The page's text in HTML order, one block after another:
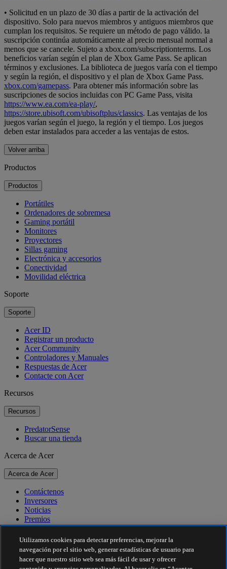
• Solicitud en un plazo de 30 días a partir de la activación del
dispositivo. Solo para nuevos miembros y antiguos miembros que
cumplan los requisitos. Se requiere un método de pago válido. la
suscripción continúa automáticamente al precio mensual normal a
menos que se cancele. Sujeto a xbox.com/subscriptionterms. Los
beneficios varían según el plan de Xbox Game Pass. Se aplican
términos y exclusiones. La biblioteca de juegos varía con el tiempo
y según la región, el dispositivo y el plan de Xbox Game Pass.
xbox.com/gamepass. Para obtener más información sobre las
suscripciones de socios incluidas con PC Game Pass, visita
https://www.ea.com/ea-play/,
https://store.ubisoft.com/ubisoftplus/classics. Las ventajas de los
juegos varían según el juego, la región y el tiempo. Los juegos
deben estar instalados para acceder a las ventajas de estos.
Volver arriba
Productos
Productos
Portátiles
Ordenadores de sobremesa
Gaming portátil
Monitores
Proyectores
Sillas gaming
Electrónica y accesorios
Conectividad
Movilidad eléctrica
Soporte
Soporte
Acer ID
Registrar un producto
Acer Community
Controladores y Manuales
Respuestas de Acer
Contacte con Acer
Recursos
Recursos
PredatorSense
Buscar una tienda
Acerca de Acer
Acerca de Acer
Contáctenos
Inversores
Noticias
Premios
Eventos
Sostenibilidad
Sostenibilidad
Utilizamos cookies para detectar preferencias, mejorar la
navegación por el sitio web, generar estadísticas de usuario para
hacer que nuestro sitio web sea más fácil de usar y ofrecer